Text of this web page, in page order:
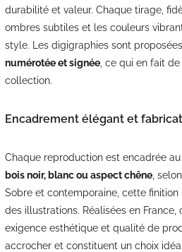
durabilité et valeur. Chaque tirage,
ombres subtiles et les couleurs
style. Les digigraphies sont
numérotée et signée, ce qui en fait
collection.
Encadrement élégant et
Chaque reproduction est encadrée
bois noir, blanc ou aspect chêne,
Sobre et contemporaine, cette
des illustrations. Réalisées en France,
exigence esthétique et qualité de
accrocher et constituent un choix